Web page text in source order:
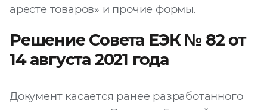
аресте товаров» и прочие формы.
Решение Совета ЕЭК № 82 от
14 августа 2021 года
Документ касается ранее разработанного